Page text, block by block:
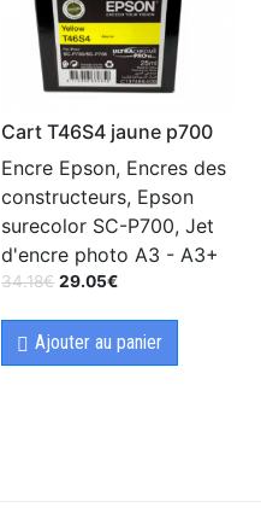
Cart T46S4 jaune p700
Encre Epson, Encres des
constructeurs, Epson
surecolor SC-P700, Jet
d'encre photo A3 - A3+
34.18€ 29.05€
Ajouter au panier